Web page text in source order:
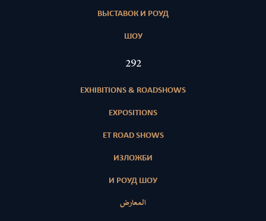
ВЫСТАВОК И РОУД
ШОУ
415
EXHIBITIONS & ROADSHOWS
EXPOSITIONS
ET ROAD SHOWS
ИЗЛОЖБИ
И РОУД ШОУ
المعارض